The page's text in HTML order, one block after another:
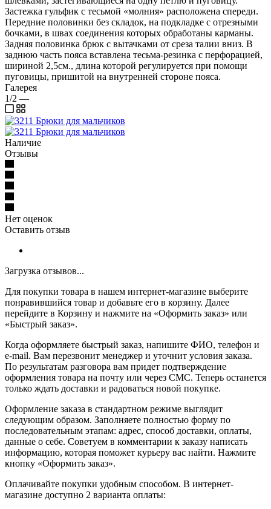
Застежка гульфик с тесьмой «молния» расположена спереди.
Передние половинки без складок, на подкладке с отрезными
бочками, в швах соединения которых обработаны карманы.
Задняя половинка брюк с вытачками от среза талии вниз. В
заднюю часть пояса вставлена тесьма-резинка с перфорацией,
шириной 2,5см., длина которой регулируется при помощи
пуговицы, пришитой на внутренней стороне пояса.
Галерея
1/2 —
Наличие
Отзывы
Нет оценок
Оставить отзыв
Загрузка отзывов...
Для покупки товара в нашем интернет-магазине выберите
понравившийся товар и добавьте его в корзину. Далее
перейдите в Корзину и нажмите на «Оформить заказ» или
«Быстрый заказ».
Когда оформляете быстрый заказ, напишите ФИО, телефон и
e-mail. Вам перезвонит менеджер и уточнит условия заказа.
По результатам разговора вам придет подтверждение
оформления товара на почту или через СМС. Теперь останется
только ждать доставки и радоваться новой покупке.
Оформление заказа в стандартном режиме выглядит
следующим образом. Заполняете полностью форму по
последовательным этапам: адрес, способ доставки, оплаты,
данные о себе. Советуем в комментарии к заказу написать
информацию, которая поможет курьеру вас найти. Нажмите
кнопку «Оформить заказ».
Оплачивайте покупки удобным способом. В интернет-
магазине доступно 2 варианта оплаты: